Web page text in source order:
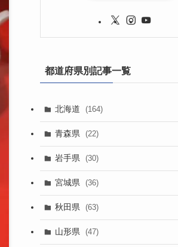
都道府県別記事一覧
北海道 (164)
青森県 (22)
岩手県 (30)
宮城県 (36)
秋田県 (63)
山形県 (47)